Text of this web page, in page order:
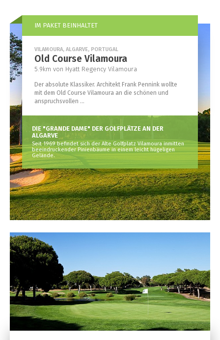
IM PAKET BEINHALTET
VILAMOURA, ALGARVE, PORTUGAL
Old Course Vilamoura
5.9km von Hyatt Regency Vilamoura
Der absolute Klassiker. Architekt Frank Pennink wollte
mit dem Old Course Vilamoura an die schönen und
anspruchsvollen ...
DIE "GRANDE DAME" DER GOLFPLÄTZE AN DER
ALGARVE
Seit 1969 befindet sich der Alte Golfplatz Vilamoura inmitten
beeindruckender Pinienbäume in einem leicht hügeligen
Gelände.